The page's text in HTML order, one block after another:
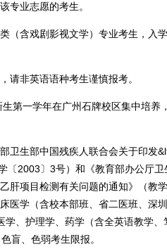
业志愿的考生。
含戏剧影视文学）专业考生，入
非英语语种考生谨慎报考。
一学年在广州石牌校区集中培养
生部中国残疾人联合会关于印发
〔2003〕3号）和《教育部办公厅
肝项目检测有关问题的通知》（教
医学（含校本部班、省二医班、深
、护理学、药学（含全英语教学、
盲、色弱考生限报。